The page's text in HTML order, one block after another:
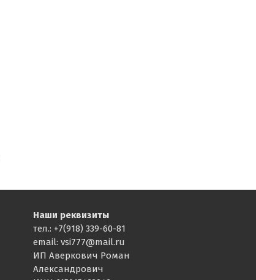
Наши реквизиты
тел.: +7(918) 339-60-81
email: vsi777@mail.ru
ИП Аверкович Роман
Александрович